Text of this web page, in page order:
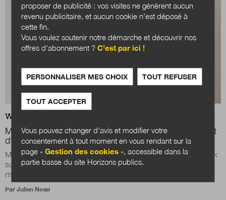
WEB
Marion Roth : «La consultation numérique relève plutôt
d’un sondage que d’un réel processus délibératif»
Marion Roth est directrice de Décider ensemble, un think tank
sur la démocratie participative qui organise les 11, 12 et 13
mars les Rencontres...
Par Julien Nessi
proposer de publicité : vos visites ne génèrent aucun
revenu publicitaire, et aucun cookie n’est déposé à
cette fin.
Vous voulez soutenir notre démarche et découvrir nos
offres d’abonnement ?C’est par ici !
PERSONNALISER MES CHOIX TOUT REFUSER
TOUT ACCEPTER
Vous pouvez changer d’avis et modifier votre
consentement à tout moment en vous rendant sur la
page «Gestion des cookies », accessible dans la
partie basse du site Horizons publics.